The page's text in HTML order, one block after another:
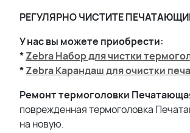
РЕГУЛЯРНО ЧИСТИТЕ
У нас вы можете приобрести:
*Zebra Набор для чистки
*Zebra Карандаш для очистки
Ремонт термоголовки
поврежденная термоголовка
на новую.